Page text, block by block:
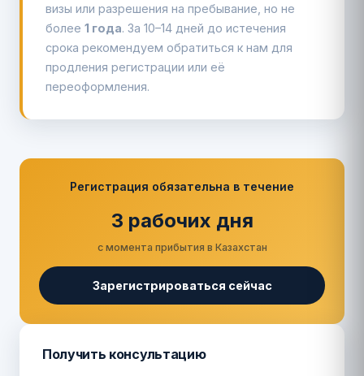
визы или разрешения на пребывание, но не
более 1 года. За 10–14 дней до истечения
срока рекомендуем обратиться к нам для
продления регистрации или её
переоформления.
Регистрация обязательна в течение
3 рабочих дня
с момента прибытия в Казахстан
Зарегистрироваться сейчас
Получить консультацию